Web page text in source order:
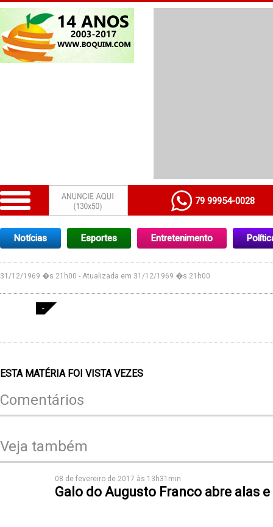
79 99954-0028
Notícias Esportes Entretenimento
31/12/1969 �s 21h00 - Atualizada em 31/12/1969 �s 21h00
-
ESTA MATÉRIA FOI VISTAVEZES
Comentários
Veja também
08 de fevereiro de 2017 às 13h31min
Galo do Augusto Franco abre alas